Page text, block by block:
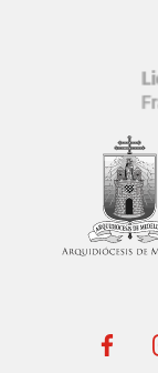
Protección de